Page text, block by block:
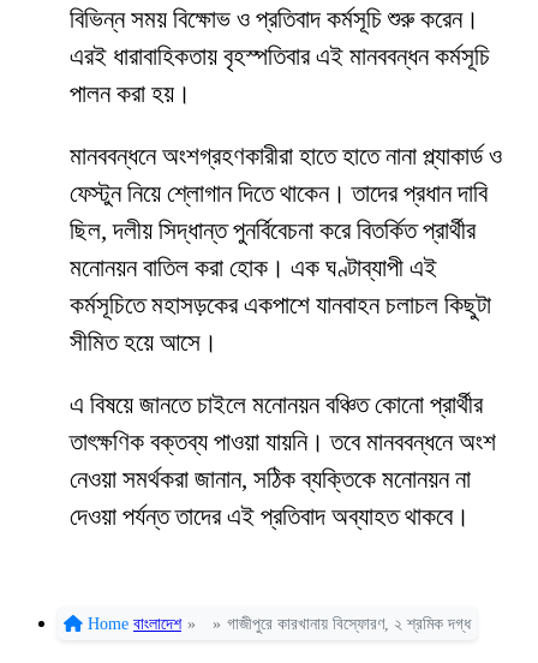
বিভিন্ন সময় বিক্ষোভ ও প্রতিবাদ কর্মসূচি শুরু করেন।
এরই ধারাবাহিকতায় বৃহস্পতিবার এই মানববন্ধন কর্মসূচি
পালন করা হয়।
মানববন্ধনে অংশগ্রহণকারীরা হাতে হাতে নানা প্ল্যাকার্ড ও
ফেস্টুন নিয়ে শ্লোগান দিতে থাকেন। তাদের প্রধান দাবি
ছিল, দলীয় সিদ্ধান্ত পুনর্বিবেচনা করে বিতর্কিত প্রার্থীর
মনোনয়ন বাতিল করা হোক। এক ঘণ্টাব্যাপী এই
কর্মসূচিতে মহাসড়কের একপাশে যানবাহন চলাচল কিছুটা
সীমিত হয়ে আসে।
এ বিষয়ে জানতে চাইলে মনোনয়ন বঞ্চিত কোনো প্রার্থীর
তাৎক্ষণিক বক্তব্য পাওয়া যায়নি। তবে মানববন্ধনে অংশ
নেওয়া সমর্থকরা জানান, সঠিক ব্যক্তিকে মনোনয়ন না
দেওয়া পর্যন্ত তাদের এই প্রতিবাদ অব্যাহত থাকবে।
Home বাংলাদেশ » » গাজীপুরে কারখানায় বিস্ফোরণ, ২ শ্রমিক দগ্ধ